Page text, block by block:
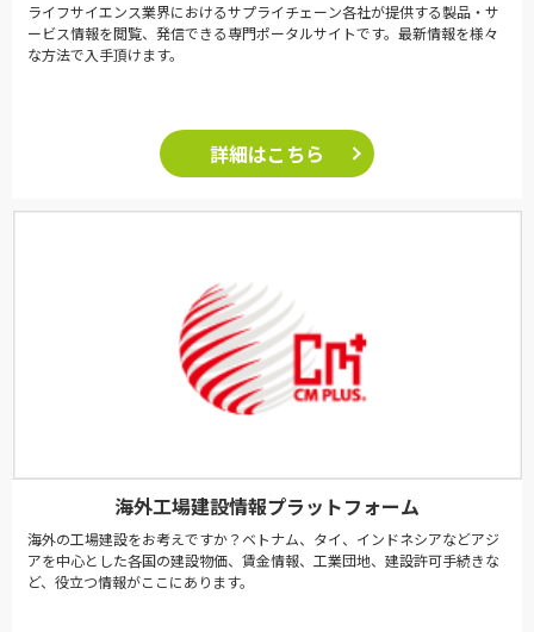
ライフサイエンス業界におけるサプライチェーン各社が提供する製品・サ
ービス情報を閲覧、発信できる専門ポータルサイトです。最新情報を様々
な方法で入手頂けます。
詳細はこちら
海外工場建設情報プラットフォーム
海外の工場建設をお考えですか？ベトナム、タイ、インドネシアなどアジ
アを中心とした各国の建設物価、賃金情報、工業団地、建設許可手続きな
ど、役立つ情報がここにあります。